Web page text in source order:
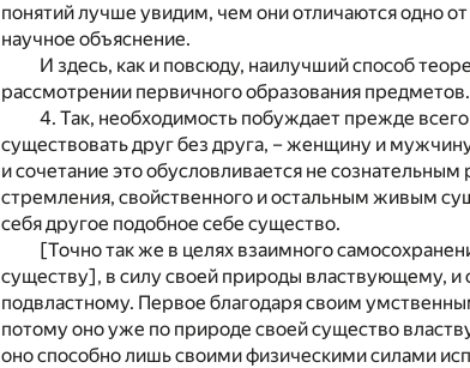
понятий лучше увидим, чем они отличаются одно
научное объяснение.
И здесь, как и повсюду, наилучший способ
рассмотрении первичного образования предметов.
4. Так, необходимость побуждает прежде
существовать друг без друга, – женщину и
и сочетание это обусловливается не
стремления, свойственного и остальным живым
себя другое подобное себе существо.
[Точно так же в целях взаимного
существу], в силу своей природы властвующему, и
подвластному. Первое благодаря своим
потому оно уже по природе своей существо
оно способно лишь своими физическими силами